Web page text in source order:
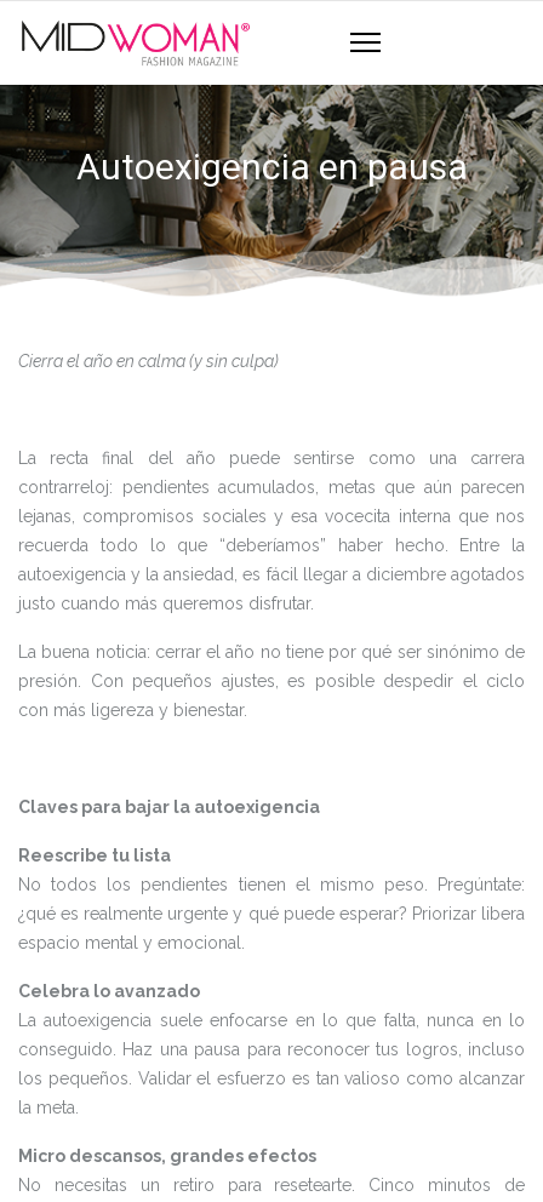
Autoexigencia en pausa
Cierra el año en calma (y sin culpa)
La recta final del año puede sentirse como una carrera
contrarreloj: pendientes acumulados, metas que aún parecen
lejanas, compromisos sociales y esa vocecita interna que nos
recuerda todo lo que “deberíamos” haber hecho. Entre la
autoexigencia y la ansiedad, es fácil llegar a diciembre agotados
justo cuando más queremos disfrutar.
La buena noticia: cerrar el año no tiene por qué ser sinónimo de
presión. Con pequeños ajustes, es posible despedir el ciclo
con más ligereza y bienestar.
Claves para bajar la autoexigencia
Reescribe tu lista
No todos los pendientes tienen el mismo peso. Pregúntate:
¿qué es realmente urgente y qué puede esperar? Priorizar libera
espacio mental y emocional.
Celebra lo avanzado
La autoexigencia suele enfocarse en lo que falta, nunca en lo
conseguido. Haz una pausa para reconocer tus logros, incluso
los pequeños. Validar el esfuerzo es tan valioso como alcanzar
la meta.
Micro descansos, grandes efectos
No necesitas un retiro para resetearte. Cinco minutos de